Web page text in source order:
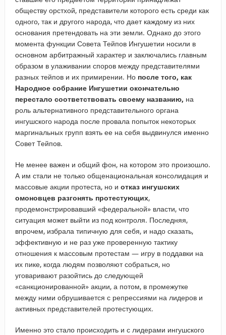
обществу орстхой, представители которого есть среди как
одного, так и другого народа, что дает каждому из них
основания претендовать на эти земли. Однако до этого
момента функции Совета Тейпов Ингушетии носили в
основном арбитражный характер и заключались главным
образом в улаживании споров между представителями
разных тейпов и их примирении. Но после того, как
Народное собрание Ингушетии окончательно
перестало соответствовать своему названию, на
роль альтернативного представительного органа
ингушского народа после провала попыток некоторых
маргинальных групп взять ее на себя выдвинулся именно
Совет Тейпов.
Не менее важен и общий фон, на котором это произошло.
А им стали не только общенациональная консолидация и
массовые акции протеста, но и отказ ингушских
омоновцев разгонять протестующих,
продемонстрировавший «федеральной» власти, что
ситуация может выйти из под контроля. Последняя,
впрочем, избрала типичную для себя, и надо сказать,
эффективную и не раз уже проверенную тактику
отношения к массовым протестам — игру в поддавки на
их пике, когда людям позволяют собраться, но
уговаривают разойтись до следующей
«санкционированной» акции, а потом, в промежутке
между ними обрушивается с репрессиями на лидеров и
активных представителей протестующих.
Именно это стало происходить и с лидерами ингушского